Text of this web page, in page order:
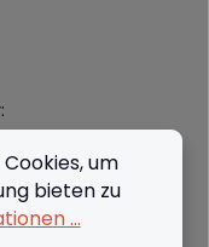
um
bieten zu
...